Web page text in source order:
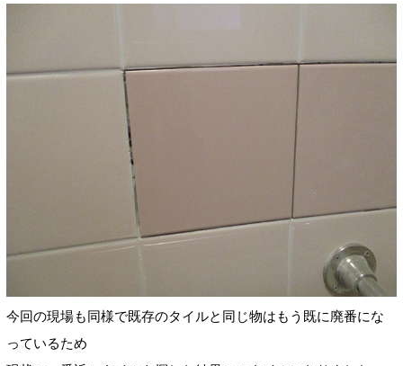
今回の現場も同様で既存のタイルと同じ物はもう既に廃番にな
っているため